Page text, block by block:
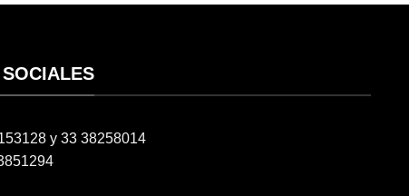
y 33 38258014